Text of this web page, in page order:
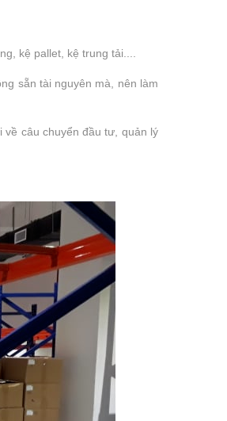
kệ pallet, kệ trung tải....
sẵn tài nguyên mà, nên làm
câu chuyển đầu tư, quản lý